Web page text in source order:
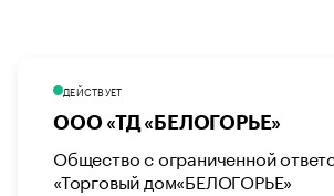
ДЕЙСТВУЕТ
ООО «ТД «БЕЛОГОРЬЕ»
Общество с ограниченной
«Торговый дом«БЕЛОГОРЬЕ»